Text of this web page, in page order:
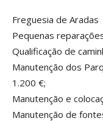
Freguesia de Aradas
Pequenas
Qualificação de
Manutenção dos
1.200 €;
Manutenção e
Manutenção de